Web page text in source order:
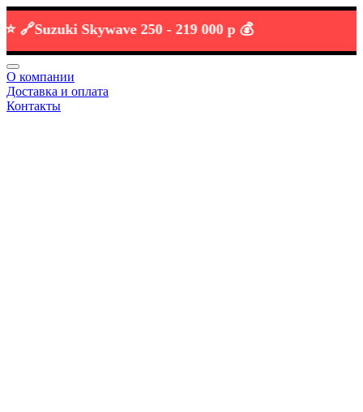
Suzuki Skywave 250 -219 000 р 💰
О компании
Доставка и оплата
Контакты